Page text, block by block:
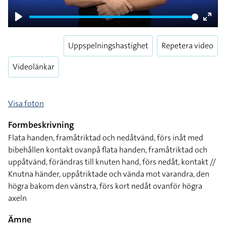
Play
Enter
Videolänkar
Uppspelningshastighet Repetera video
Visa foton
Formbeskrivning
Flata handen, framåtriktad och nedåtvänd, förs inåt med
bibehållen kontakt ovanpå flata handen, framåtriktad och
uppåtvänd, förändras till knuten hand, förs nedåt, kontakt //
Knutna händer, uppåtriktade och vända mot varandra, den
högra bakom den vänstra, förs kort nedåt ovanför högra
axeln
Ämne